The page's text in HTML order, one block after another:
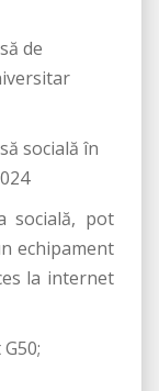
de
socială în
socială, pot
echipament
la internet